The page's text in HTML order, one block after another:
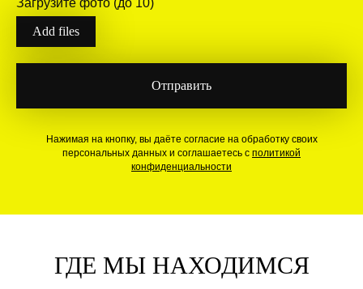
Загрузите фото (до 10)
Add files
Отправить
Нажимая на кнопку, вы даёте согласие на обработку своих
персональных данных и соглашаетесь с политикой
конфиденциальности
ГДЕ МЫ НАХОДИМСЯ